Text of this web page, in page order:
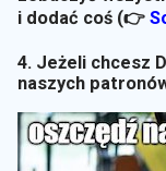
i dodać coś (👉
4. Jeżeli chcesz
naszych